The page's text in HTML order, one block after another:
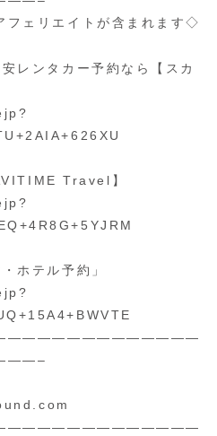
ェリエイトが含まれます◇
レンタカー予約なら【スカ
Travel】
ホテル予約」